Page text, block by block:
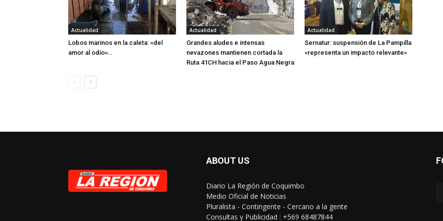
Actualidad
Lobos marinos en la caleta: «del
amor al odio»…
Actualidad
Grandes aludes e intensas
nevazones mantienen cortada la
Ruta 41CH hacia el Paso Agua Negra
Actualidad
Sernatur: suspensión de La Pampilla
«representa un impacto relevante»
ABOUT US
Diario La Región de Coquimbo
Medio Oficial de Noticias
Pluralista - Contingente - Cercano a la gente
Consultas y Publicidad : +569 68487844